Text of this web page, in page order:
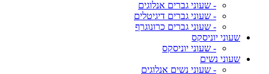
- שעוני גברים אנלוגים
- שעוני גברים דיגיטלים
- שעוני גברים כרונוגרף
שעוני יוניסקס
- שעוני יוניסקס
שעוני נשים
- שעוני נשים אנלוגים